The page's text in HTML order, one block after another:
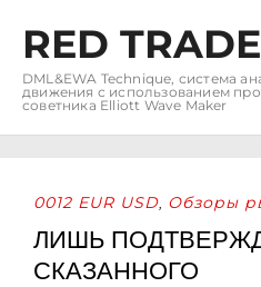
RED
DML&EWA Technique, система
движения с использованием
советника Elliott Wave Maker
0012 EUR USD, Обзоры
ЛИШЬ
СКАЗАННОГО